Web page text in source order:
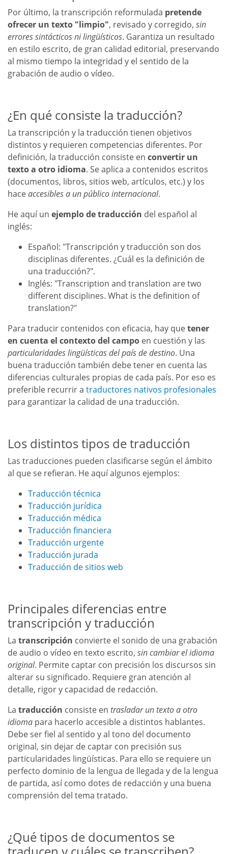
Por último, la transcripción reformulada pretende
ofrecer un texto "limpio", revisado y corregido, sin
errores sintácticos ni lingüísticos. Garantiza un resultado
en estilo escrito, de gran calidad editorial, preservando
al mismo tiempo la integridad y el sentido de la
grabación de audio o vídeo.
¿En qué consiste la traducción?
La transcripción y la traducción tienen objetivos
distintos y requieren competencias diferentes. Por
definición, la traducción consiste en convertir un
texto a otro idioma. Se aplica a contenidos escritos
(documentos, libros, sitios web, artículos, etc.) y los
haceaccesibles a un público internacional.
He aquí un ejemplo de traducción del español al
inglés:
Español: "Transcripción y traducción son dos
disciplinas diferentes. ¿Cuál es la definición de
una traducción?".
Inglés: "Transcription and translation are two
different disciplines. What is the definition of
translation?"
Para traducir contenidos con eficacia, hay quetener
en cuenta el contexto del campo en cuestión y las
particularidades lingüísticas del país de destino. Una
buena traducción también debe tener en cuenta las
diferencias culturales propias de cada país. Por eso es
preferible recurrir a traductores nativos profesionales
para garantizar la calidad de una traducción.
Los distintos tipos de traducción
Las traducciones pueden clasificarse según el ámbito
al que se refieran. He aquí algunos ejemplos:
Traducción técnica
Traducción jurídica
Traducción médica
Traducción financiera
Traducción urgente
Traducción jurada
Traducción de sitios web
Principales diferencias entre
transcripción y traducción
La transcripción convierte el sonido de una grabación
de audio o vídeo en texto escrito, sin cambiar el idioma
original. Permite captar con precisión los discursos sin
alterar su significado. Requiere gran atención al
detalle, rigor y capacidad de redacción.
La traducción consiste en trasladar un texto a otro
idioma para hacerlo accesible a distintos hablantes.
Debe ser fiel al sentido y al tono del documento
original, sin dejar de captar con precisión sus
particularidades lingüísticas. Para ello se requiere un
perfecto dominio de la lengua de llegada y de la lengua
de partida, así como dotes de redacción y una buena
comprensión del tema tratado.
¿Qué tipos de documentos se